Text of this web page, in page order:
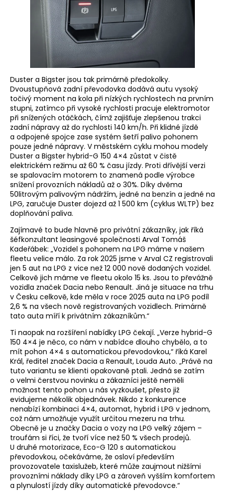
Duster a Bigster jsou tak primárně předokolky.
Dvoustupňová zadní převodovka dodává autu vysoký
točivý moment na kola při nízkých rychlostech na prvním
stupni, zatímco při vysoké rychlosti pracuje elektromotor
při snížených otáčkách, čímž zajišťuje zlepšenou trakci
zadní nápravy až do rychlosti 140 km/h. Při klidné jízdě
a odpojené spojce zase systém šetří palivo pohonem
pouze jedné nápravy. V městském cyklu mohou modely
Duster a Bigster hybrid-G 150 4×4 zůstat v čistě
elektrickém režimu až 60 % času jízdy. Proti dřívější verzi
se spalovacím motorem to znamená podle výrobce
snížení provozních nákladů až o 30%. Díky dvěma
50litrovým palivovým nádržím, jedné na benzín a jedné na
LPG, zaručuje Duster dojezd až 1 500 km (cyklus WLTP) bez
doplňování paliva.
Zajímavé to bude hlavně pro privátní zákazníky, jak říká
šéfkonzultant leasingové společnosti Arval Tomáš
Kadeřábek: „Vozidel s pohonem na LPG máme v našem
fleetu velice málo. Za rok 2025 jsme v Arval CZ registrovali
jen 5 aut na LPG z vice než 12 000 nově dodaných vozidel.
Celkově jich máme ve fleetu okolo 15 ks. Jsou to převážně
vozidla značek Dacia nebo Renault. Jiná je situace na trhu
v Česku celkově, kde měla v roce 2025 auta na LPG podíl
2,6 % na všech nově registrovaných vozidlech. Primárně
tato auta míří k privátním zákazníkům.“
Ti naopak na rozšíření nabídky LPG čekají. „Verze hybrid-G
150 4×4 je něco, co nám v nabídce dlouho chybělo, a to
mít pohon 4×4 s automatickou převodovkou,“ říká Karel
Král, ředitel značek Dacia a Renault, Louda Auto. „Právě na
tuto variantu se klienti opakovaně ptali. Jedná se zatím
o velmi čerstvou novinku a zákazníci ještě neměli
možnost tento pohon u nás vyzkoušet, přesto již
evidujeme několik objednávek. Nikdo z konkurence
nenabízí kombinaci 4×4, automat, hybrid i LPG v jednom,
což nám umožňuje využít určitou mezeru na trhu.
Obecně je u značky Dacia o vozy na LPG velký zájem –
troufám si říci, že tvoří více než 50 % všech prodejů.
U druhé motorizace, Eco-G 120 s automatickou
převodovkou, očekáváme, že osloví především
provozovatele taxislužeb, které může zaujmout nižšími
provozními náklady díky LPG a zároveň vyšším komfortem
a plynulostí jízdy díky automatické převodovce.“